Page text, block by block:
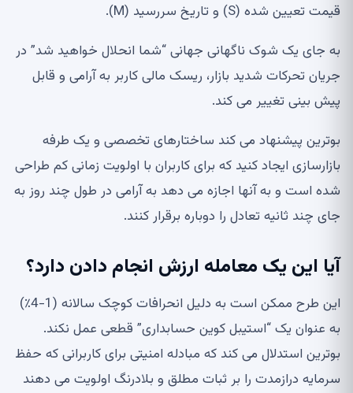
قیمت تعیین شده (S) و تاریخ سررسید (M).
به جای یک شوک ناگهانی جهانی “شما انحلال خواهید شد” در
جریان تحرکات شدید بازار، ریسک مالی کاربر به آرامی و قابل
پیش بینی تغییر می کند.
بوترین پیشنهاد می کند ساختارهای تخصصی و یک طرفه
بازارسازی ایجاد کنید که برای کاربران با اولویت زمانی کم طراحی
شده است و به آنها اجازه می دهد به آرامی در طول چند روز به
جای چند ثانیه تعادل را دوباره برقرار کنند.
آیا این یک معامله ارزش انجام دادن دارد؟
این طرح ممکن است به دلیل انحرافات کوچک سالانه (1-4٪)
به عنوان یک “استیبل کوین حسابداری” قطعی عمل نکند.
بوترین استدلال می کند که مبادله امنیتی برای کاربرانی که حفظ
سرمایه درازمدت را بر ثبات مطلق و بلادرنگ اولویت می دهند